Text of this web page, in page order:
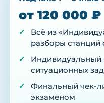
от 120 000 ₽
Всё из
разборы станций
Индивидуальный
ситуационных
Финальный чек-
экзаменом